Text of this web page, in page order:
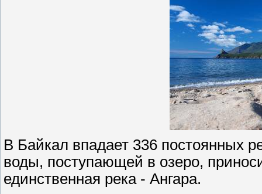
В Байкал впадает 336 постоянных
воды, поступающей в озеро,
единственная река - Ангара.